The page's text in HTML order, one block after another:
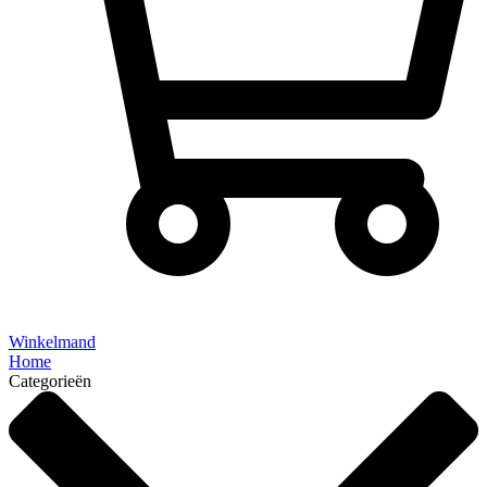
Winkelmand
Home
Categorieën